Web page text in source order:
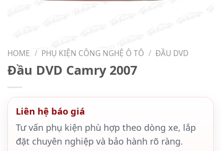
HOME / PHỤ KIỆN CÔNG NGHỆ Ô TÔ / ĐẦU DVD
Đầu DVD Camry 2007
Liên hệ báo giá
Tư vấn phụ kiện phù hợp theo dòng xe, lắp
đặt chuyên nghiệp và bảo hành rõ ràng.